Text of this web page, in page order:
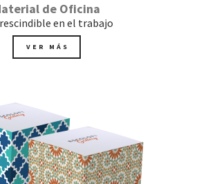
de Oficina
en el trabajo
VER MÁS